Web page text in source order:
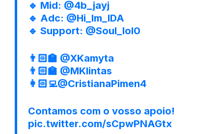
🔹 Mid: @4b_jayj
🔹 Adc: @Hi_Im_IDA
🔹 Support: @Soul_lol0
👨🏻‍🏫 @XKamyta
👨🏻‍🏫 @MKlintas
👩🏻‍💻@CristianaPimen4
Contamos com o vosso apoio!
pic.twitter.com/sCpwPNAGtx